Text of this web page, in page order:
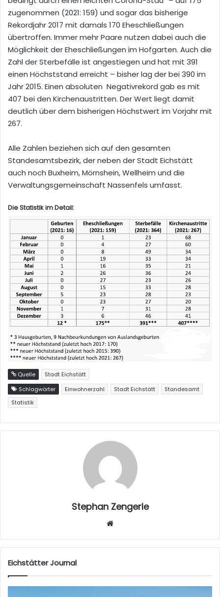
zugenommen (2021: 159) und sogar das bisherige
Rekordjahr 2017 mit damals 170 Eheschließungen
übertroffen. Immer mehr Paare nutzen dabei auch die
Möglichkeit der Eheschließungen im Hofgarten. Auch die
Zahl der Sterbefälle ist angestiegen und hat mit 391
einen Höchststand erreicht – bisher lag der bei 390 im
Jahr 2015. Einen absoluten Negativrekord gab es mit
407 bei den Kirchenaustritten. Der Wert liegt damit
deutlich über dem bisherigen Höchstwert im Vorjahr mit
267.
Alle Zahlen beziehen sich auf den gesamten
Standesamtsbezirk, der neben der Stadt Eichstätt
auch noch Buxheim, Mörnshein, Wellheim und die
Verwaltungsgemeinschaft Nassenfels umfasst.
Die Statistik im Detail:
Quelle
Stadt Eichstätt
Schlagwörter
Einwohnerzahl Stadt Eichstätt
Standesamt
Statistik
Stephan Zengerle
sei
Eichstätter Journal